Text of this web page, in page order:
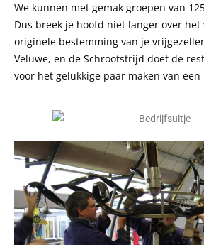
We kunnen met gemak groepen van
Dus breek je hoofd niet langer over het
originele bestemming van je
Veluwe, en de Schrootstrijd doet de
voor het gelukkige paar maken van een